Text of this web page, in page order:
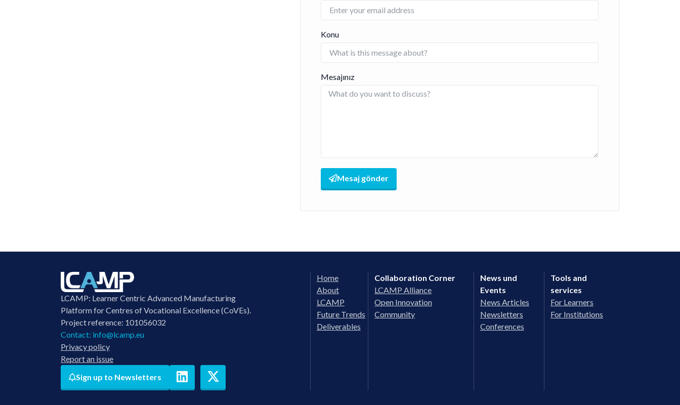
Konu
Mesajınız
Mesaj gönder
LCAMP: Learner Centric Advanced Manufacturing
Platform for Centres of Vocational Excellence (CoVEs).
Project reference: 101056032
Contact: info@lcamp.eu
Privacy policy
Report an issue
Sign up to Newsletters
Home
About
LCAMP
Future Trends
Deliverables
Collaboration Corner
LCAMP Alliance
Open Innovation
Community
News und
Events
News Articles
Newsletters
Conferences
Tools and
services
For Learners
For Institutions